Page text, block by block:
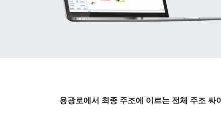
용광로에서 최종 주조에 이르는 전체 주조